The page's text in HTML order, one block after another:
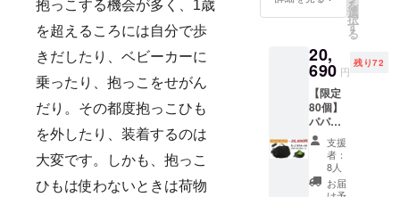
抱っこする機会が多く、1歳
を超えるころには自分で歩
きだしたり、ベビーカーに
乗ったり、抱っこをせがん
だり。その都度抱っこひも
を外したり、装着するのは
大変です。しかも、抱っこ
ひもは使わないときは荷物
られていま
す。
o（パパコ
ソ）］ 現在
は子育て応
援ブランド
「papakoso
（パパコ
ソ）」を事
縦20cm
約
110g（
ベルト
含む）
■機能：
消臭効
果、撥
水加工
■仕様
メイン
円
→20,69
材：
ターポ
リン、
ポリウ
レタン
等 ■ブ
ラック×
グレー
■サイズ
（約）
を
選
択
す
る
20,
690 円
残り72
【限定
80個】
パパ
バッグ
だっこ
モデル
＋（ぷ
らす）
支援
者：
8人
お届